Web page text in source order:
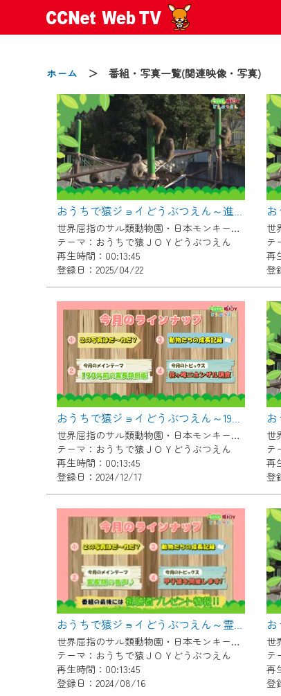
ホーム ＞ 番組・写真一覧(関連映像・写真)
おうちで猿ジョイどうぶつえん～進化ってどういうこと？～（2025年3月16日初回放送）
世界屈指のサル類動物園・日本モンキーセンター協力の親子で学べる動物番組。
テーマ：おうちで猿ＪＯＹどうぶつえん
再生時間：00:13:45
登録日：2025/04/22
テ
再
登
おうちで猿ジョイどうぶつえん～190年前の霊長類図鑑～（2024年11月16日初回放送）
世界屈指のサル類動物園・日本モンキーセンター協力の親子で学べる動物番組。
テーマ：おうちで猿ＪＯＹどうぶつえん
再生時間：00:13:45
登録日：2024/12/17
テ
再
登
おうちで猿ジョイどうぶつえん～霊長類の音声～（2024年7月16日初回放送）
世界屈指のサル類動物園・日本モンキーセンター協力の親子で学べる動物番組。
テーマ：おうちで猿ＪＯＹどうぶつえん
再生時間：00:13:45
登録日：2024/08/16
テ
再
登
2024/09/02
動画配信サービス『CCNet
【変更点】
◆デザイン変更により、
◆当社アプリやＰＣブラウ
CCNetサービスエリア20
【ご注意】
2024年9月24日からはご加
『CCNet Web TV』を利用
CCNetサービスへの加入
何卒、ご理解ご了承の程
※マイページへのログイン
※MyIDとは、CCNet Web
IDはお客様が使っているメ
（GmailやYahooなどのフ
※マイページへのログイン
※CCNetアプリをご利用中
＜メンテナンス情報＞
CCNetWebTVのリニューア
日時 9/24 9:30～16:30
作業の間は、CCNetWebTV
ご不便をおかけいたします